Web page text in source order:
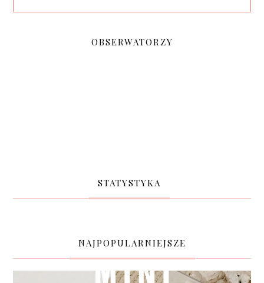
OBSERWATORZY
STATYSTYKA
NAJPOPULARNIEJSZE